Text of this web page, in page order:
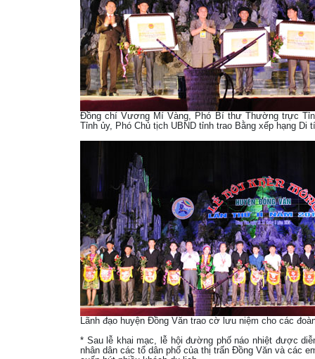
Đồng chí Vương Mí Vàng, Phó Bí thư Thường trực
Tỉnh ủy, Phó Chủ tịch UBND tỉnh trao Bằng xếp hạng Di
Lãnh đạo huyện Đồng Văn trao cờ lưu niệm cho các
* Sau lễ khai mạc, lễ hội đường phố náo nhiệt được
nhân dân các tổ dân phố của thị trấn Đồng Văn và các